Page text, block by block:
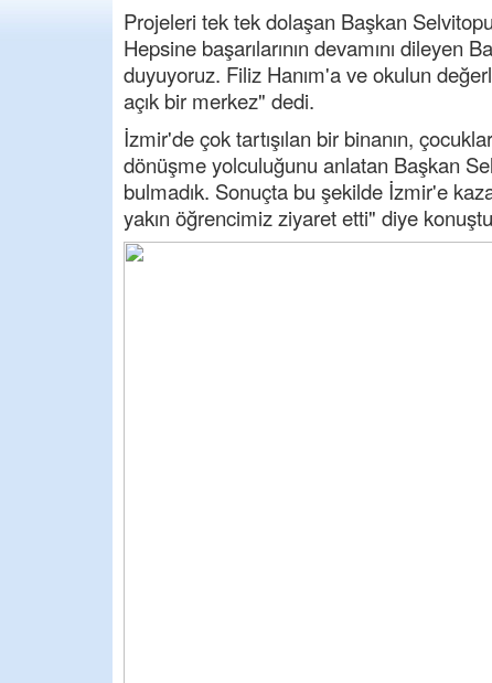
Projeleri tek tek dolaşan Başkan
Hepsine başarılarının devamını
duyuyoruz. Filiz Hanım'a ve okulun
açık bir merkez" dedi.
İzmir'de çok tartışılan bir binanın,
dönüşme yolculuğunu anlatan Başkan
bulmadık. Sonuçta bu şekilde İzmir'e
yakın öğrencimiz ziyaret etti" diye